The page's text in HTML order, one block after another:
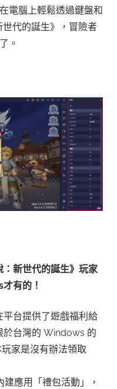
電腦上輕鬆透過鍵盤和
代的誕生》，冒險者
。
新世代的誕生》玩家
有的！
台提供了遊戲福利給
於台灣的 Windows 的
家是沒有辦法領取
應用「禮包活動」，